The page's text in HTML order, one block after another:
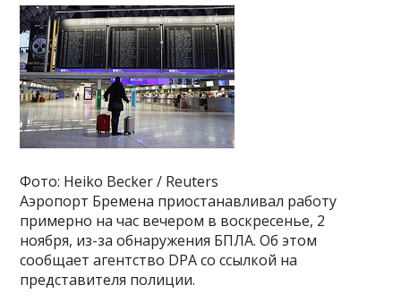
Фото: Heiko Becker / Reuters
Аэропорт Бремена приостанавливал работу
примерно на час вечером в воскресенье, 2
ноября, из-за обнаружения БПЛА. Об этом
сообщает агентство DPA со ссылкой на
представителя полиции.